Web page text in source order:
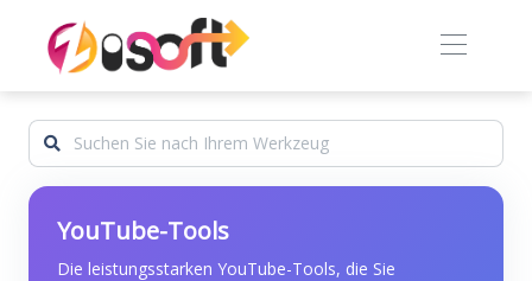
YouTube-Tools
Die leistungsstarken YouTube-Tools, die Sie